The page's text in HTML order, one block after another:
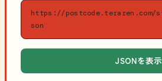
https://postcode.teraren.com/
son
JSONを表示